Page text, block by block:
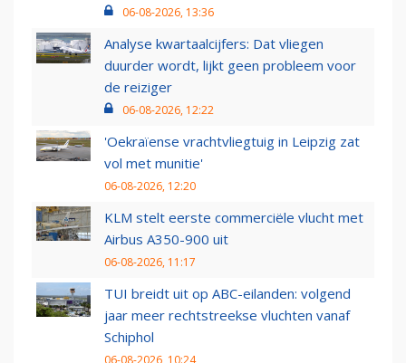
06-08-2026, 13:36
Analyse kwartaalcijfers: Dat vliegen
duurder wordt, lijkt geen probleem voor
de reiziger
06-08-2026, 12:22
'Oekraïense vrachtvliegtuig in Leipzig zat
vol met munitie'
06-08-2026, 12:20
KLM stelt eerste commerciële vlucht met
Airbus A350-900 uit
06-08-2026, 11:17
TUI breidt uit op ABC-eilanden: volgend
jaar meer rechtstreekse vluchten vanaf
Schiphol
06-08-2026, 10:24